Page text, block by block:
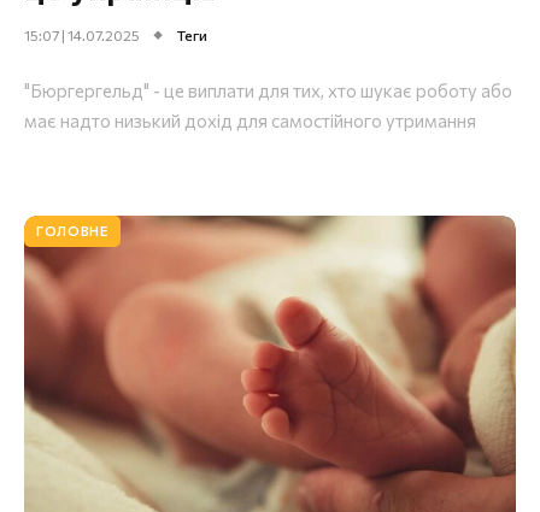
15:07 | 14.07.2025 Теги
"Бюргергельд" - це виплати для тих, хто шукає роботу або
має надто низький дохід для самостійного утримання
ГОЛОВНЕ